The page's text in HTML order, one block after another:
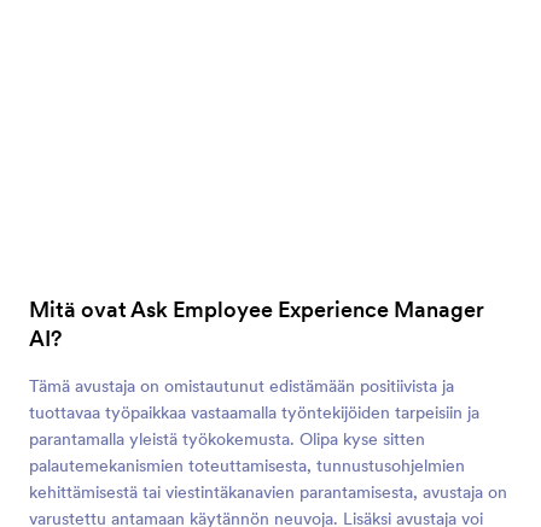
Mitä ovat Ask Employee Experience Manager
AI?
Tämä avustaja on omistautunut edistämään positiivista ja
tuottavaa työpaikkaa vastaamalla työntekijöiden tarpeisiin ja
parantamalla yleistä työkokemusta. Olipa kyse sitten
palautemekanismien toteuttamisesta, tunnustusohjelmien
kehittämisestä tai viestintäkanavien parantamisesta, avustaja on
varustettu antamaan käytännön neuvoja. Lisäksi avustaja voi